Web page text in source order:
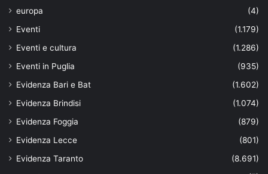
europa
(4)
Eventi
(1.179)
Eventi e cultura
(1.286)
Eventi in Puglia
(935)
Evidenza Bari e Bat
(1.602)
Evidenza Brindisi
(1.074)
Evidenza Foggia
(879)
Evidenza Lecce
(801)
Evidenza Taranto
(8.691)